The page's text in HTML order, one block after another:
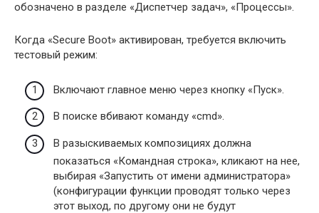
обозначено в разделе «Диспетчер задач», «Процессы».
Когда «Secure Boot» активирован, требуется включить
тестовый режим:
Включают главное меню через кнопку «Пуск».
В поиске вбивают команду «cmd».
В разыскиваемых композициях должна
показаться «Командная строка», кликают на нее,
выбирая «Запустить от имени администратора»
(конфигурации функции проводят только через
этот выход, по другому они не будут